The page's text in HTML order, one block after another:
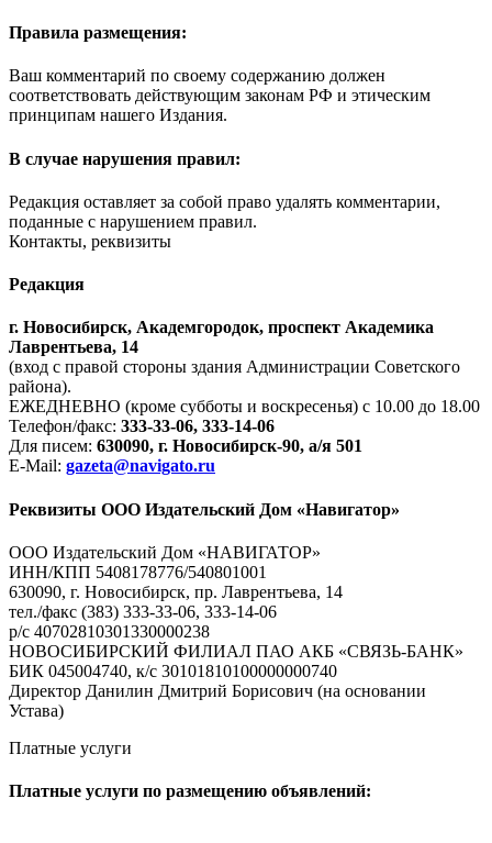
Правила размещения:
Ваш комментарий по своему содержанию должен
соответствовать действующим законам РФ и этическим
принципам нашего Издания.
В случае нарушения правил:
Редакция оставляет за собой право удалять комментарии,
поданные с нарушением правил.
Контакты, реквизиты
Редакция
г. Новосибирск, Академгородок, проспект Академика
Лаврентьева, 14
(вход с правой стороны здания Администрации Советского
района).
ЕЖЕДНЕВНО (кроме субботы и воскресенья) с 10.00 до 18.00
Телефон/факс: 333-33-06, 333-14-06
Для писем: 630090, г. Новосибирск-90, а/я 501
E-Mail: gazeta@navigato.ru
Реквизиты ООО Издательский Дом «Навигатор»
ООО Издательский Дом «НАВИГАТОР»
ИНН/КПП 5408178776/540801001
630090, г. Новосибирск, пр. Лаврентьева, 14
тел./факс (383) 333-33-06, 333-14-06
р/с 40702810301330000238
НОВОСИБИРСКИЙ ФИЛИАЛ ПАО АКБ «СВЯЗЬ-БАНК»
БИК 045004740, к/с 30101810100000000740
Директор Данилин Дмитрий Борисович (на основании
Устава)
Платные услуги
Платные услуги по размещению объявлений: